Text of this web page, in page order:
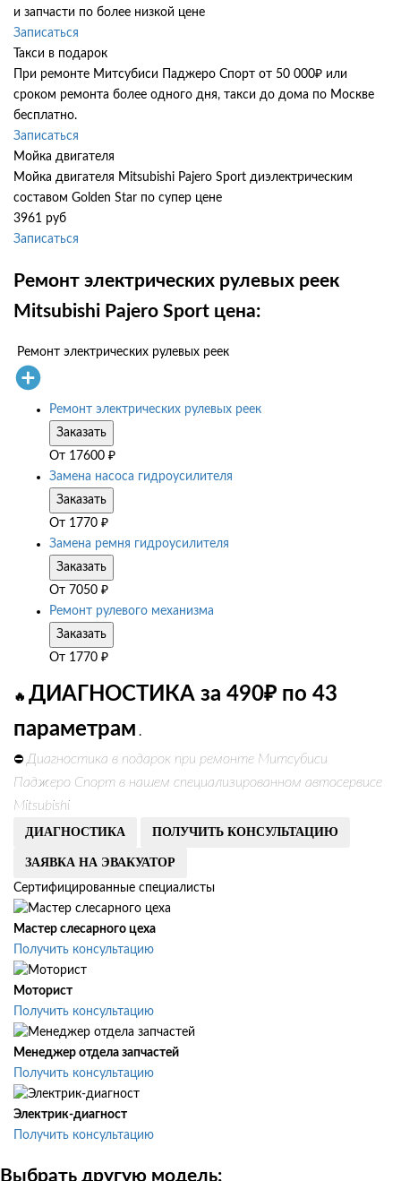
и запчасти по более низкой цене
Записаться
Такси в подарок
При ремонте Митсубиси Паджеро Спорт от 50 000₽ или
сроком ремонта более одного дня, такси до дома по Москве
бесплатно.
Записаться
Мойка двигателя
Мойка двигателя Mitsubishi Pajero Sport диэлектрическим
составом Golden Star по супер цене
3961 руб
Записаться
Ремонт электрических рулевых реек
Mitsubishi Pajero Sport цена:
Ремонт электрических рулевых реек
Ремонт электрических рулевых реек
Заказать
От 17600 ₽
Замена насоса гидроусилителя
Заказать
От 1770 ₽
Замена ремня гидроусилителя
Заказать
От 7050 ₽
Ремонт рулевого механизма
Заказать
От 1770 ₽
🔥 ДИАГНОСТИКА за 490₽ по 43
параметрам .
⛔ Диагностика в подарок при ремонте Митсубиси
Паджеро Спорт в нашем специализированном автосервисе
Mitsubishi
ДИАГНОСТИКА ПОЛУЧИТЬ КОНСУЛЬТАЦИЮ
ЗАЯВКА НА ЭВАКУАТОР
Сертифицированные специалисты
Мастер слесарного цеха
Получить консультацию
Моторист
Получить консультацию
Менеджер отдела запчастей
Получить консультацию
Электрик-диагност
Получить консультацию
Выбрать другую модель: